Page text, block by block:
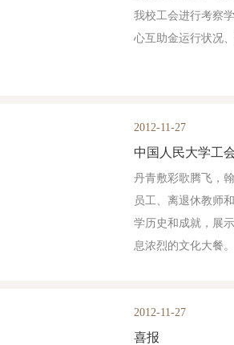
我校工会进行考察
心互助金运行状况
2012-11-27
中国人民大学工
丹青敷彩歌腾飞，
员工、离退休教师
学历史和成就，展
息浓烈的文化大餐。
2012-11-27
喜报